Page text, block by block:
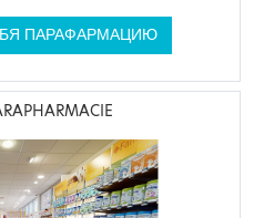
ПАРАФАРМАЦИЮ